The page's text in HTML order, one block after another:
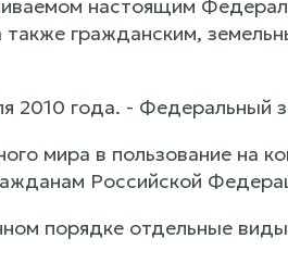
настоящим
также гражданским,
2010 года. -
мира в пользование на
Российской
порядке отдельные